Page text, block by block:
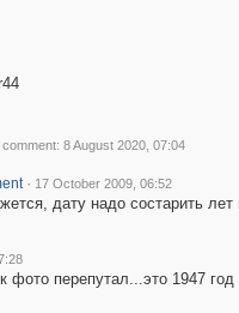
comment: 8 August 2020, 07:04
· 17 October 2009, 06:52
дату надо состарить лет
фото перепутал...это 1947 год